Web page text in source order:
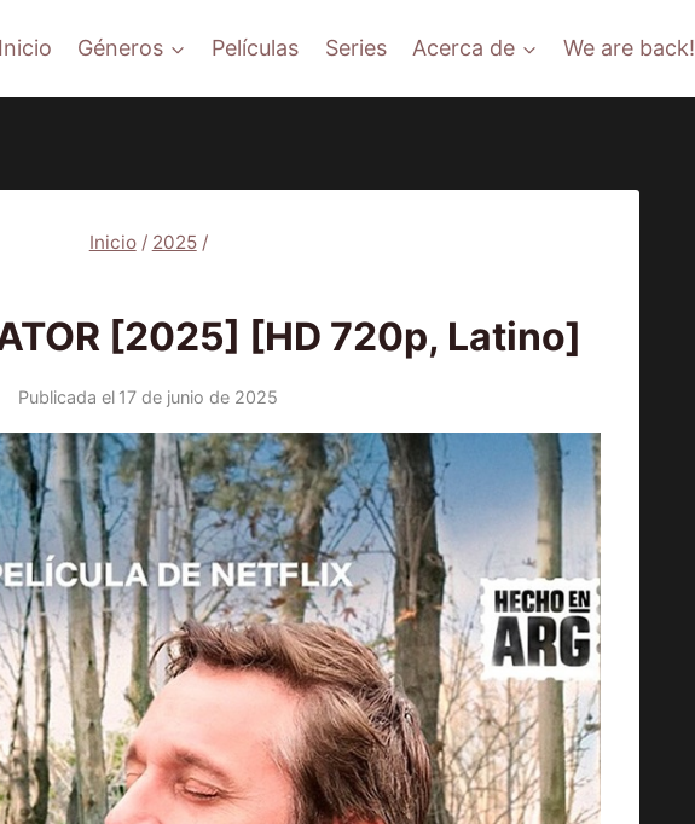
Inicio Géneros Películas Series Acerca de We are back!
Inicio / 2025 /
[2025] [HD 720p, Latino]
Publicada el 17 de junio de 2025